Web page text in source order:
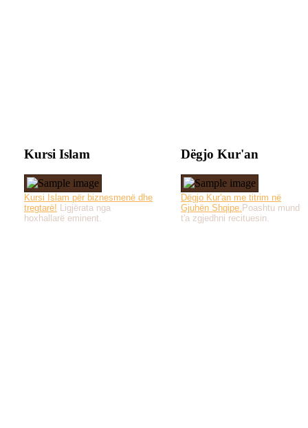
Kursi Islam
Kursi Islam për biznesmenë dhe
tregtarë! Ligjërata nga
hoxhallarë eminent.
Dëgjo Kur'an
Dëgjo Kur'an me titrim në
Gjuhën Shqipe. Poashtu mund
t'a zgjedhni recituesin.